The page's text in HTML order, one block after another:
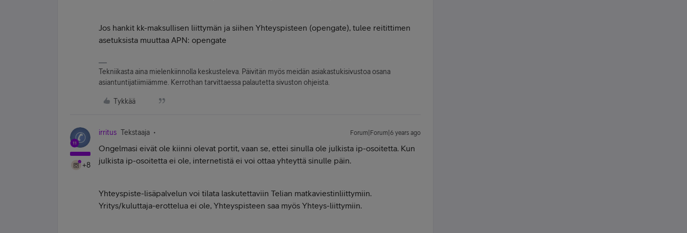
Jos hankit kk-maksullisen liittymän ja siihen Yhteyspisteen (opengate), tulee reitittimen
asetuksista muuttaa APN: opengate
Tekniikasta aina mielenkiinnolla keskusteleva. Päivitän myös meidän asiakastukisivustoa osana
asiantuntijatiimiämme. Kerrothan tarvittaessa palautetta sivuston ohjeista.
Tykkää
+8
irritus Tekstaaja Forum|Forum|6 years ago
Ongelmasi eivät ole kiinni olevat portit, vaan se, ettei sinulla ole julkista ip-osoitetta. Kun
julkista ip-osoitetta ei ole, internetistä ei voi ottaa yhteyttä sinulle päin.
Yhteyspiste-lisäpalvelun voi tilata laskutettaviin Telian matkaviestinliittymiin.
Yritys/kuluttaja-erottelua ei ole, Yhteyspisteen saa myös Yhteys-liittymiin.